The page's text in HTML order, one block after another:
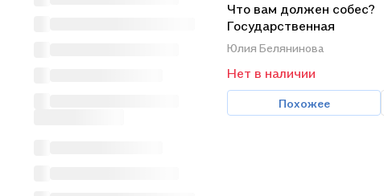
Что вам должен собес?
Государственная
социальная помощь и
Юлия Белянинова
Нет в наличии
Похожее